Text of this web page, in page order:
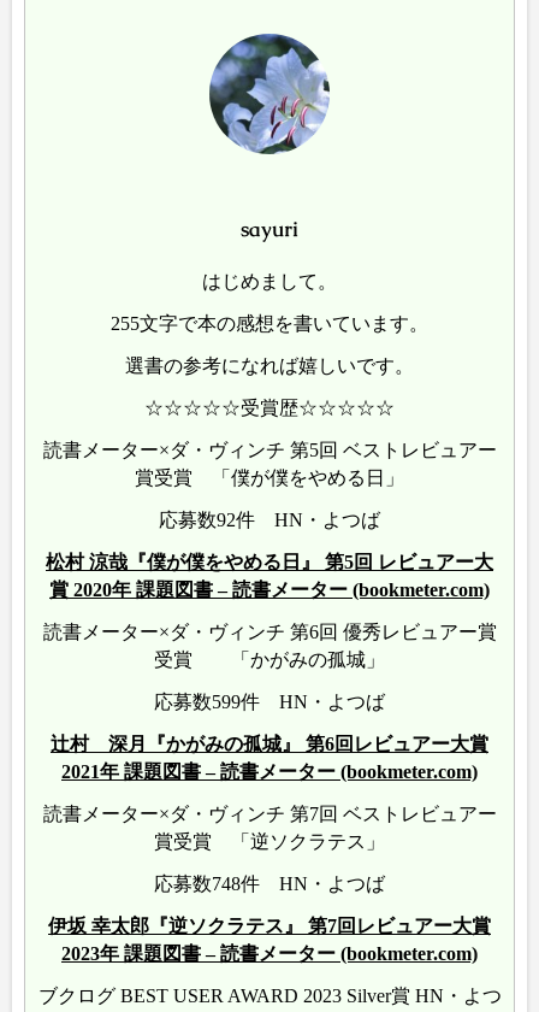
sayuri
はじめまして。
255文字で本の感想を書いています。
選書の参考になれば嬉しいです。
☆☆☆☆☆受賞歴☆☆☆☆☆
読書メーター×ダ・ヴィンチ 第5回 ベストレビュアー
賞受賞 「僕が僕をやめる日」
応募数92件 HN・よつば
松村 涼哉『僕が僕をやめる日』 第5回 レビュアー大
賞 2020年 課題図書 – 読書メーター (bookmeter.com)
読書メーター×ダ・ヴィンチ 第6回 優秀レビュアー賞
受賞 「かがみの孤城」
応募数599件 HN・よつば
辻村 深月『かがみの孤城』 第6回レビュアー大賞
2021年 課題図書 – 読書メーター (bookmeter.com)
読書メーター×ダ・ヴィンチ 第7回 ベストレビュアー
賞受賞 「逆ソクラテス」
応募数748件 HN・よつば
伊坂 幸太郎『逆ソクラテス』 第7回レビュアー大賞
2023年 課題図書 – 読書メーター (bookmeter.com)
ブクログ BEST USER AWARD 2023 Silver賞 HN・よつ